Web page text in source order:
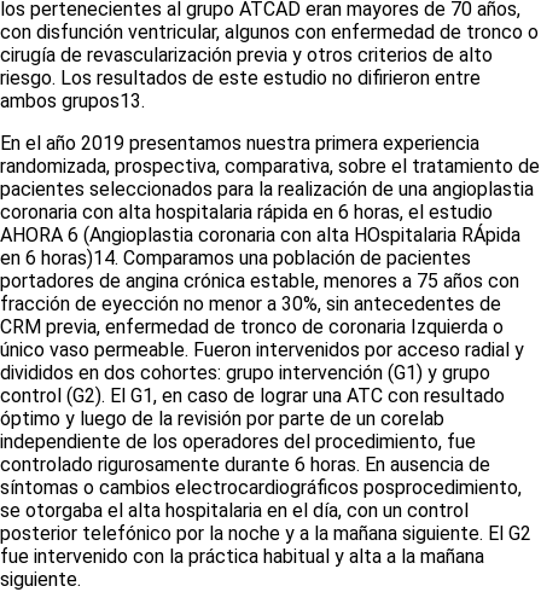
los pertenecientes al grupo ATCAD eran mayores de 70 años,
con disfunción ventricular, algunos con enfermedad de tronco o
cirugía de revascularización previa y otros criterios de alto
riesgo. Los resultados de este estudio no difirieron entre
ambos grupos13.
En el año 2019 presentamos nuestra primera experiencia
randomizada, prospectiva, comparativa, sobre el tratamiento de
pacientes seleccionados para la realización de una angioplastia
coronaria con alta hospitalaria rápida en 6 horas, el estudio
AHORA 6 (Angioplastia coronaria con alta HOspitalaria RÁpida
en 6 horas)14. Comparamos una población de pacientes
portadores de angina crónica estable, menores a 75 años con
fracción de eyección no menor a 30%, sin antecedentes de
CRM previa, enfermedad de tronco de coronaria Izquierda o
único vaso permeable. Fueron intervenidos por acceso radial y
divididos en dos cohortes: grupo intervención (G1) y grupo
control (G2). El G1, en caso de lograr una ATC con resultado
óptimo y luego de la revisión por parte de un corelab
independiente de los operadores del procedimiento, fue
controlado rigurosamente durante 6 horas. En ausencia de
síntomas o cambios electrocardiográficos posprocedimiento,
se otorgaba el alta hospitalaria en el día, con un control
posterior telefónico por la noche y a la mañana siguiente. El G2
fue intervenido con la práctica habitual y alta a la mañana
siguiente.